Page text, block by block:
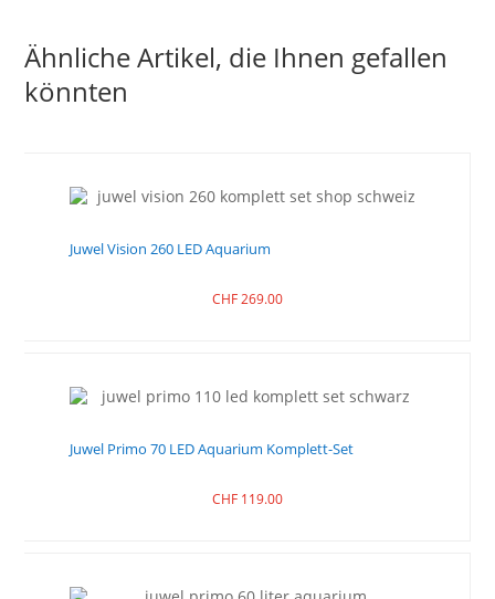
Ähnliche Artikel, die Ihnen gefallen
könnten
Juwel Vision 260 LED Aquarium
CHF269.00
Juwel Primo 70 LED Aquarium Komplett-Set
CHF119.00